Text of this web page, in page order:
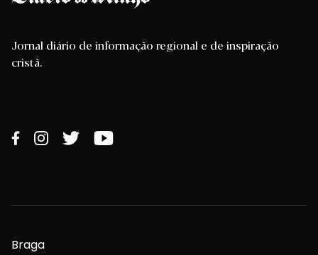
Jornal diário de informação regional e de inspiração
cristã.
Braga